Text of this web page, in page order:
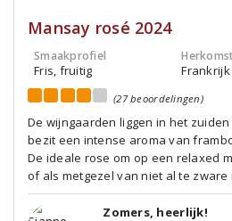
Mansay rosé 2024
Smaakprofiel
Fris, fruitig
Herkomst
(27 beoordelingen)
De wijngaarden liggen in het
bezit een intense aroma van
De ideale rose om op een relaxed
of als metgezel van niet al te zware
Zomers, heerlijk!